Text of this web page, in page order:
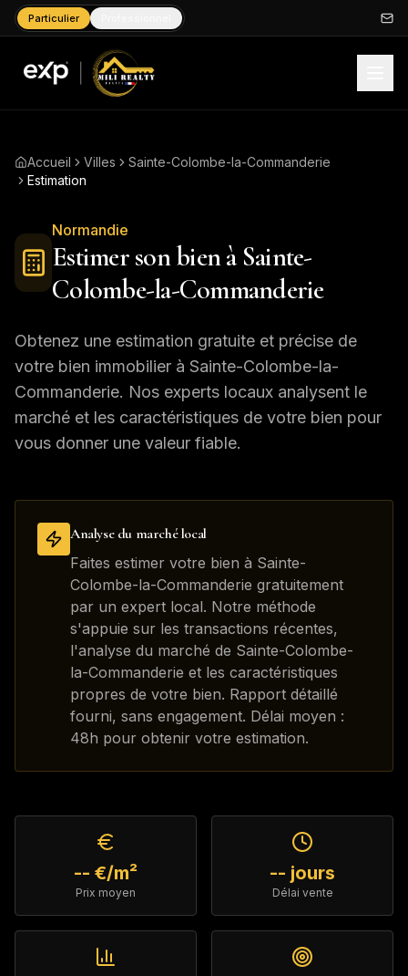
Particulier
Accueil Villes
Sainte-Colombe-la-Commanderie
Estimation
Normandie
Estimer son bien àSainte-
Colombe-la-Commanderie
Obtenez une estimation gratuite et précise de
votre bien immobilier à Sainte-Colombe-la-
Commanderie. Nos experts locaux analysent le
marché et les caractéristiques de votre bien pour
vous donner une valeur fiable.
Analyse du marché local
Faites estimer votre bien à Sainte-
Colombe-la-Commanderie gratuitement
par un expert local. Notre méthode
s'appuie sur les transactions récentes,
l'analyse du marché de Sainte-Colombe-
la-Commanderie et les caractéristiques
propres de votre bien. Rapport détaillé
fourni, sans engagement. Délai moyen :
48h pour obtenir votre estimation.
-- €/m²
Prix moyen
-- jours
Délai vente